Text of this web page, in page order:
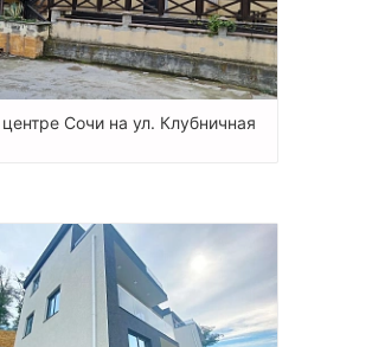
Сочи на ул. Клубничная